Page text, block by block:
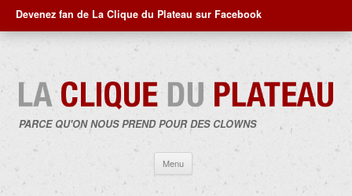
Devenez fan de La Clique du Plateau sur Facebook
PARCE QU'ON NOUS PREND POUR DES CLOWNS
Menu
contenu